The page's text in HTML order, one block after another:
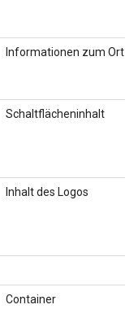
Informationen zum Ort
Schaltflächeninhalt
Inhalt des Logos
Container